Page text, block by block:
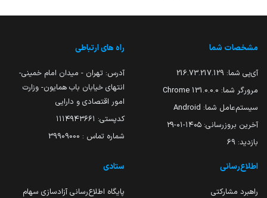
مشخصات شما
آی‌پی شما: 216.73.217.129
مرورگر شما: 131.0.0.0 Chrome
سیستم‌عامل شما: Android
آخرین بروزرسانی: ۱۴۰۵-۰۱-۲۹
بازدید: 69
راه های ارتباطی
آدرس: تهران - میدان امام خمینی-
انتهای خیابان باب همایون- وزارت
امور اقتصادی و دارایی
کدپستی: ۱۱۱۴۹۴۳۶۶۱
شماره تماس : 39909000
اطلاع‌رسانی
راهبرد مشارکتی
ستادی
پایگاه اطلاع‌رسانی آزادسازی سهام